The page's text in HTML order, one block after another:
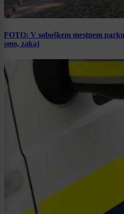
FOTO: V soboškem mestnem
smo, zakaj